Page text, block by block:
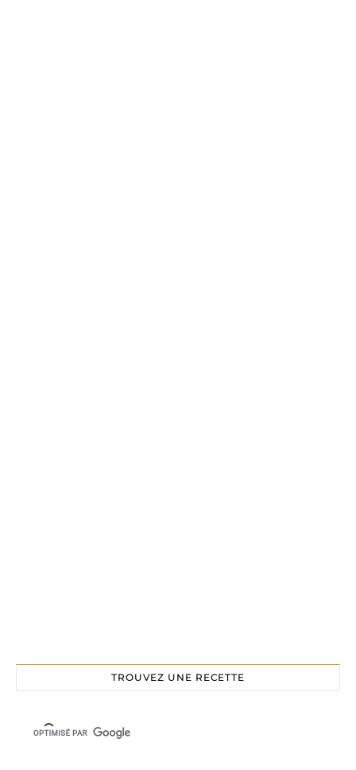
TROUVEZ UNE RECETTE